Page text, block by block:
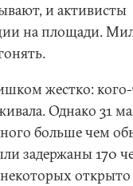
и активисты
на площади.
жестко:
Однако 31
больше чем
задержаны 170
открыто